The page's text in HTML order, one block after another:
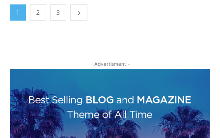
1 2 3
- Advertisment -